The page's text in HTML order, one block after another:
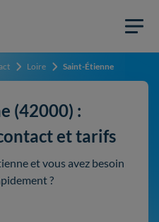
Loire Saint-Étienne
(42000) :
et tarifs
et vous avez besoin
?